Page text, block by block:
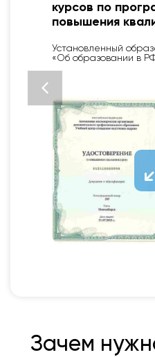
курсов по
повышения
Установленный
«Об образовании в
Зачем